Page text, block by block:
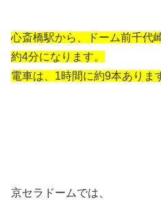
心斎橋駅から、ドーム前千代
約4分になります。
電車は、1時間に約9本ありま
京セラドームでは、